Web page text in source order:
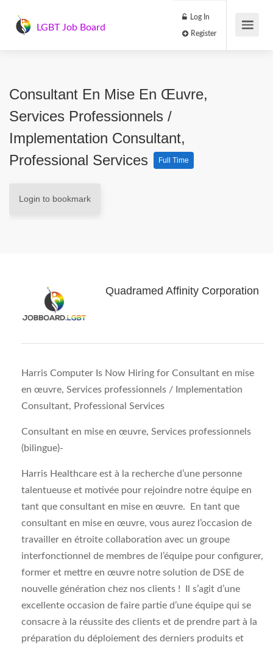
LGBT Job Board
Log In
Consultant En Mise En Œuvre,
Services Professionnels /
Implementation Consultant,
Professional Services
Full Time
Login to bookmark
Quadramed Affinity Corporation
Harris Computer Is Now Hiring for Consultant en mise
en œuvre, Services professionnels / Implementation
Consultant, Professional Services
Consultant en mise en œuvre, Services professionnels
(bilingue)-
Harris Healthcare est à la recherche d’une personne
talentueuse et motivée pour rejoindre notre équipe en
tant que consultant en mise en œuvre. En tant que
consultant en mise en œuvre, vous aurez l’occasion de
travailler en étroite collaboration avec un groupe
interfonctionnel de membres de l’équipe pour configurer,
former et mettre en œuvre notre solution de DSE de
nouvelle génération chez nos clients ! Il s’agit d’une
excellente occasion de faire partie d’une équipe qui se
consacre à la réussite des clients et de prendre part à la
préparation du déploiement des derniers produits et